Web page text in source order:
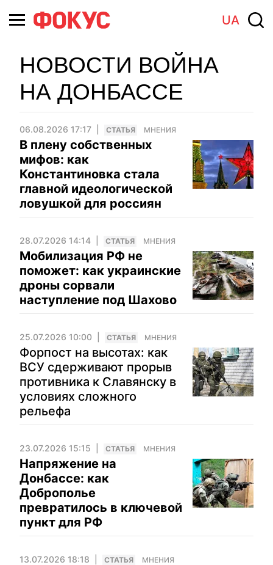
UA
НОВОСТИ ВОЙНА
НА ДОНБАССЕ
06.08.2026 17:17 CТАТЬЯ МНЕНИЯ
В плену собственных
мифов: как
Константиновка стала
главной идеологической
ловушкой для россиян
28.07.2026 14:14 CТАТЬЯ МНЕНИЯ
Мобилизация РФ не
поможет: как украинские
дроны сорвали
наступление под Шахово
25.07.2026 10:00 CТАТЬЯ МНЕНИЯ
Форпост на высотах: как
ВСУ сдерживают прорыв
противника к Славянску в
условиях сложного
рельефа
23.07.2026 15:15 CТАТЬЯ МНЕНИЯ
Напряжение на
Донбассе: как
Доброполье
превратилось в ключевой
пункт для РФ
13.07.2026 18:18 CТАТЬЯ МНЕНИЯ